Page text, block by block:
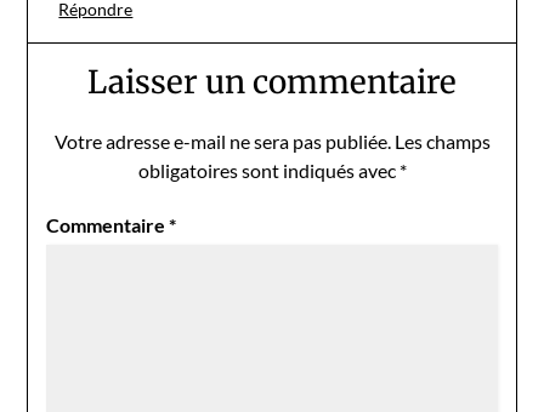
Répondre
Laisser un commentaire
Votre adresse e-mail ne sera pas publiée. Les champs
obligatoires sont indiqués avec *
Commentaire*